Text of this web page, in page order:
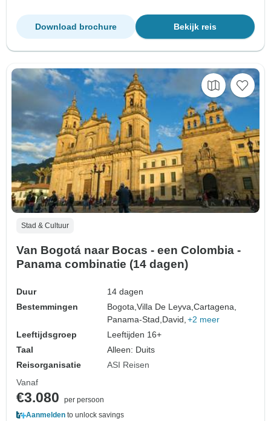
Bekijk reis
Download brochure
Stad & Cultuur
Van Bogotá naar Bocas - een Colombia -
Panama combinatie (14 dagen)
Duur
14 dagen
Bestemmingen
Bogota,Villa De Leyva,Cartagena,
Panama-Stad,David, +2 meer
Leeftijdsgroep
Leeftijden 16+
Taal
Alleen: Duits
Reisorganisatie
ASI Reisen
Vanaf
€3.080
per persoon
Aanmelden to unlock savings